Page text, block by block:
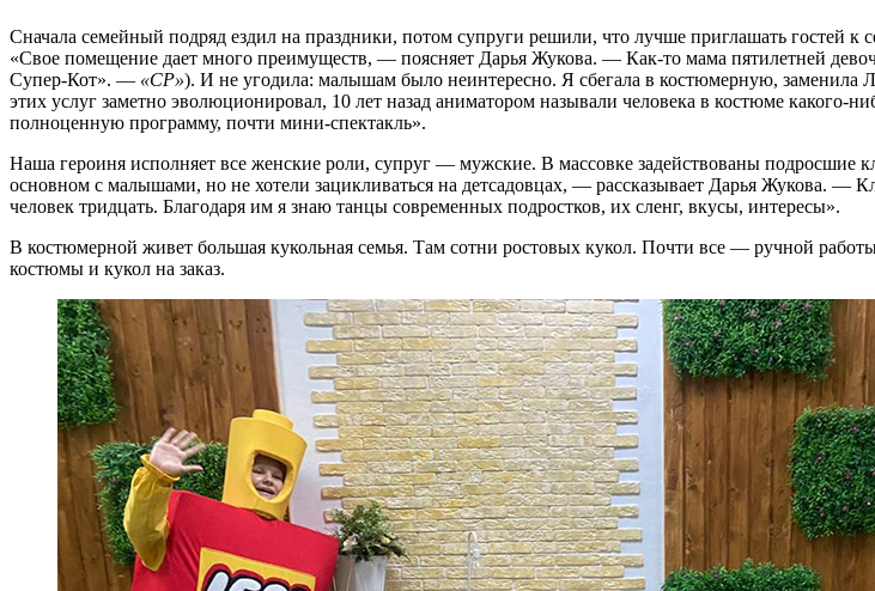
Сначала семейный подряд ездил на праздники, потом супруги решили, что лучше приглашать гостей
«Свое помещение дает много преимуществ, — поясняет Дарья Жукова. — Как-то мама пятилетней
Супер-Кот». — «СР»). И не угодила: малышам было неинтересно. Я сбегала в костюмерную,
этих услуг заметно эволюционировал, 10 лет назад аниматором называли человека в костюме какого-
полноценную программу, почти мини-спектакль».
Наша героиня исполняет все женские роли, супруг — мужские. В массовке задействованы подросшие
основном с малышами, но не хотели зацикливаться на детсадовцах, — рассказывает Дарья Жукова.
человек тридцать. Благодаря им я знаю танцы современных подростков, их сленг, вкусы, интересы».
В костюмерной живет большая кукольная семья. Там сотни ростовых кукол. Почти все — ручной
костюмы и кукол на заказ.